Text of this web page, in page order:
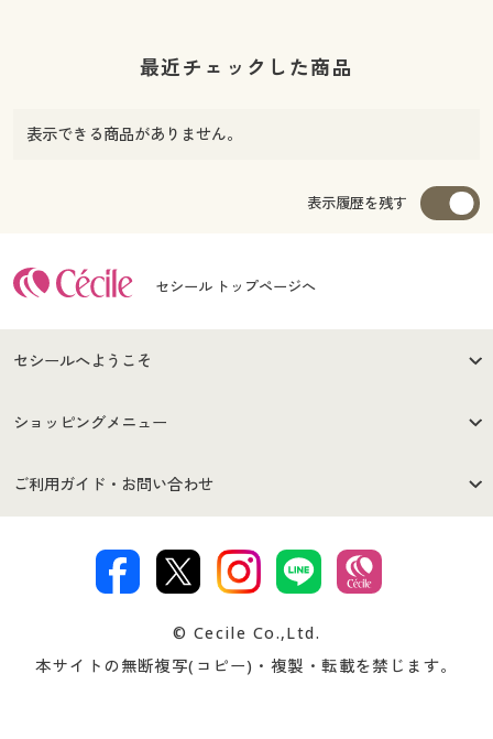
最近チェックした商品
表示できる商品がありません。
表示履歴を残す
セシール トップページへ
セシールへようこそ
はじめての方へ
セシールご利用規約
著作権・商標について 会社案内
ショッピングメニュー
商品カテゴリ
プレゼント＆キャンペーン サイトマップ
ご利用ガイド・お問い合わせ
交換・返品は お支払は
ついて
忘れの場合
© Cecile Co.,Ltd.
本サイトの無断複写(コピー)・複製・転載を禁じます。